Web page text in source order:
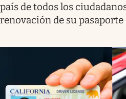
país de todos los
renovación de su pasaporte